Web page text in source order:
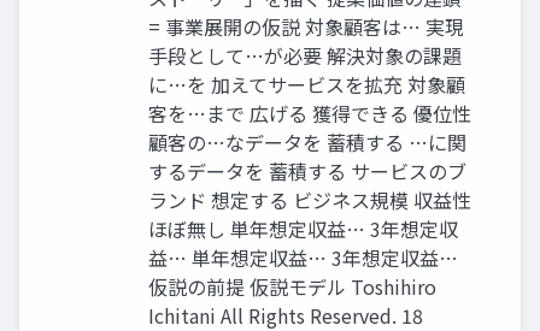
= 事業展開の仮説 対象顧客は… 実現
⼿段として…が必要 解決対象の課題
に…を 加えてサービスを拡充 対象顧
客を…まで 広げる 獲得できる 優位性
顧客の…なデータを 蓄積する …に関
するデータを 蓄積する サービスのブ
ランド 想定する ビジネス規模 収益性
ほぼ無し 単年想定収益… 3年想定収
益… 単年想定収益… 3年想定収益…
仮説の前提 仮説モデル Toshihiro
Ichitani All Rights Reserved. 18